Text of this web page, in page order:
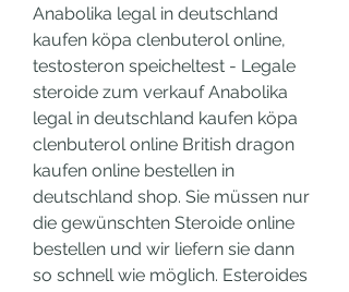
Anabolika legal in deutschland
kaufen köpa clenbuterol online,
testosteron speicheltest - Legale
steroide zum verkauf Anabolika
legal in deutschland kaufen köpa
clenbuterol online British dragon
kaufen online bestellen in
deutschland shop. Sie müssen nur
die gewünschten Steroide online
bestellen und wir liefern sie dann
so schnell wie möglich. Esteroides